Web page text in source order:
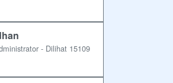
- Dilihat 15109